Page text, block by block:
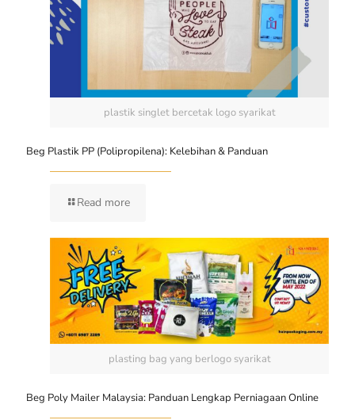
plastik singlet bercetak logo syarikat
Beg Plastik PP (Polipropilena): Kelebihan & Panduan
Read more
plasting bag yang berlogo syarikat
Beg Poly Mailer Malaysia: Panduan Lengkap Perniagaan Online